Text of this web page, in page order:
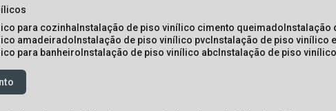
para cozinha instalação de piso vinílico cimento queimado instalação
amadeirado instalação de piso vinílico pvc instalação de piso vinílico
para banheiro instalação de piso vinílico abc instalação de piso